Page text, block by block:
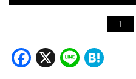
1
Facebook
X Line